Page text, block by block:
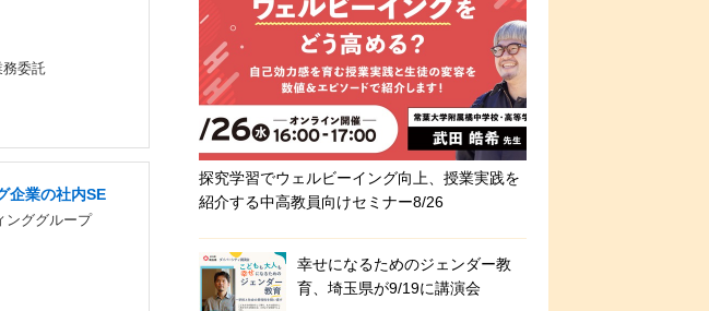
委託
企業の社内SE
ンググループ
探究学習でウェルビーイング向上、授業実践を
紹介する中高教員向けセミナー8/26
幸せになるためのジェンダー教
育、埼玉県が9/19に講演会